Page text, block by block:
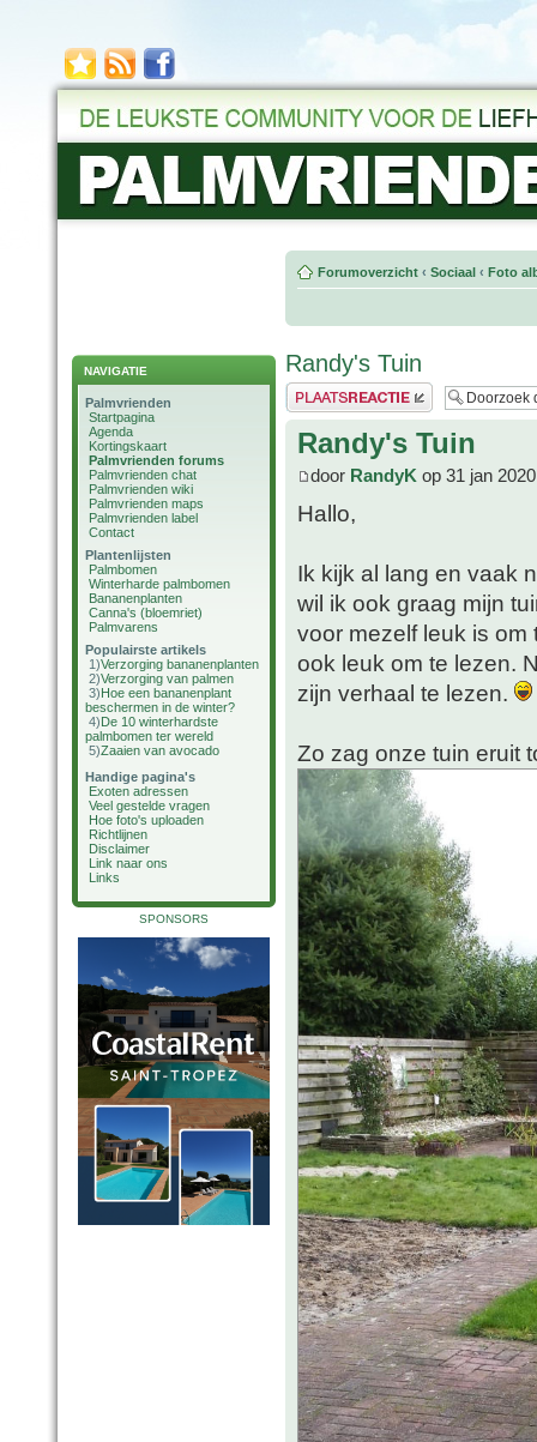
NAVIGATIE
Palmvrienden
Startpagina
Agenda
Kortingskaart
Palmvrienden forums
Palmvrienden chat
Palmvrienden wiki
Palmvrienden maps
Palmvrienden label
Contact
Plantenlijsten
Palmbomen
Winterharde palmbomen
Bananenplanten
Canna's (bloemriet)
Palmvarens
Populairste artikels
1)Verzorging bananenplanten
2)Verzorging van palmen
3)Hoe een bananenplant
beschermen in de winter?
4)De 10 winterhardste
palmbomen ter wereld
5)Zaaien van avocado
Handige pagina's
Exoten adressen
Veel gestelde vragen
Hoe foto's uploaden
Richtlijnen
Disclaimer
Link naar ons
Links
SPONSORS
Forumoverzicht ‹ Sociaal ‹ Foto
Randy's Tuin
Plaats een reactie
Randy's Tuin
door RandyK op 31 jan
Hallo,
Ik kijk al lang en vaak
wil ik ook graag mijn
voor mezelf leuk is
ook leuk om te lezen.
zijn verhaal te lezen.
Zo zag onze tuin eruit